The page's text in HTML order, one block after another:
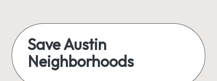
content
Save Austin
Neighborhoods